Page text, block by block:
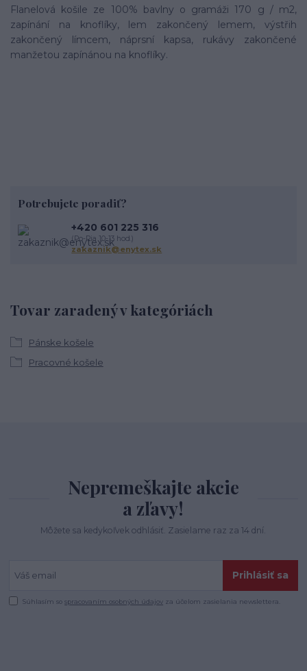
Flanelová košile ze 100% bavlny o gramáži 170 g / m2,
zapínání na knoflíky, lem zakončený lemem, výstřih
zakončený límcem, náprsní kapsa, rukávy zakončené
manžetou zapínánou na knoflíky.
Tovar zaradený v kategóriách
Pánske košele
Pracovné košele
Potrebujete poradiť?
+420 601 225 316
(Po-Pia 10-13 hod.)
zakaznik@enytex.sk
Nepremeškajte akcie
a zľavy!
Môžete sa kedykoľvek odhlásiť. Zasielame raz za 14 dní.
Prihlásiť sa
Súhlasím sospracovaním osobných údajov za účelom zasielania newslettera.